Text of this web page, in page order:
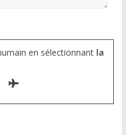
en sélectionnant la